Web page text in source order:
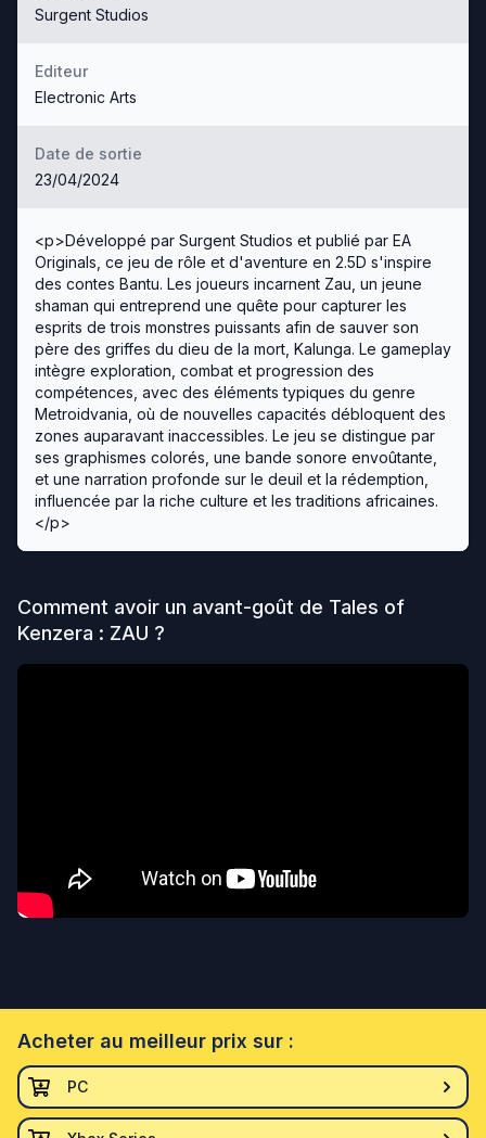
Surgent Studios
Editeur
Electronic Arts
Date de sortie
23/04/2024
<p>Développé par Surgent Studios et publié par EA
Originals, ce jeu de rôle et d'aventure en 2.5D s'inspire
des contes Bantu. Les joueurs incarnent Zau, un jeune
shaman qui entreprend une quête pour capturer les
esprits de trois monstres puissants afin de sauver son
père des griffes du dieu de la mort, Kalunga. Le gameplay
intègre exploration, combat et progression des
compétences, avec des éléments typiques du genre
Metroidvania, où de nouvelles capacités débloquent des
zones auparavant inaccessibles. Le jeu se distingue par
ses graphismes colorés, une bande sonore envoûtante,
et une narration profonde sur le deuil et la rédemption,
influencée par la riche culture et les traditions africaines​.
</p>
Acheter au meilleur prix sur :
PC
Comment avoir un avant-goût de Tales of
Kenzera : ZAU ?